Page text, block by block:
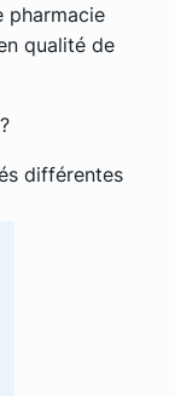
pharmacie
qualité de
différentes